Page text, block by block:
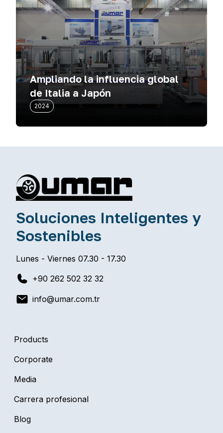
Ampliando la influencia global
de Italia a Japón
2024
Soluciones Inteligentes y
Sostenibles
Lunes - Viernes 07.30 - 17.30
+90 262 502 32 32
info@umar.com.tr
Products
Corporate
Media
Carrera profesional
Blog